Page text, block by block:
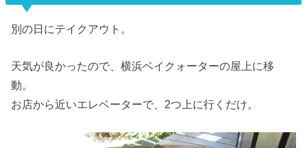
別の日にテイクアウト。
天気が良かったので、横浜ベイクォーターの屋上に移
動。
お店から近いエレベーターで、2つ上に行くだけ。